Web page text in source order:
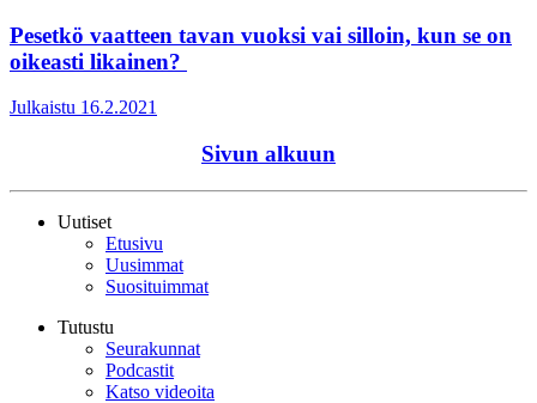
Pesetkö vaatteen tavan vuoksi vai silloin, kun se on
oikeasti likainen?
Julkaistu 16.2.2021
Sivun alkuun
Uutiset
Etusivu
Uusimmat
Suosituimmat
Tutustu
Seurakunnat
Podcastit
Katso videoita